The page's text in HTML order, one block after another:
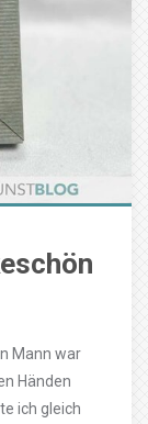
Mann war
Händen
ich gleich